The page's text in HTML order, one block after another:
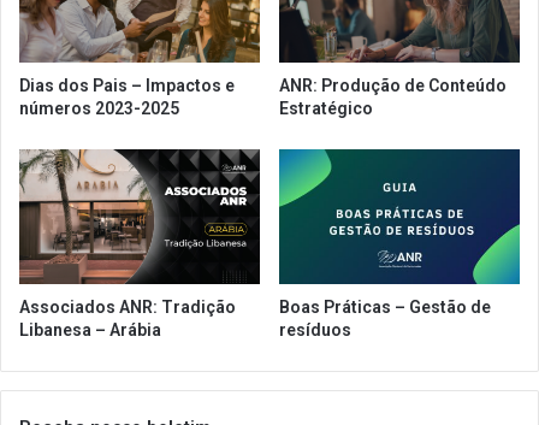
Dias dos Pais – Impactos e
números 2023-2025
ANR: Produção de Conteúdo
Estratégico
Associados ANR: Tradição
Libanesa – Arábia
Boas Práticas – Gestão de
resíduos